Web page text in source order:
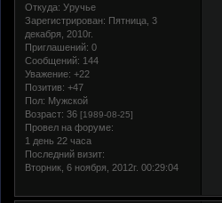
Откуда: Уручье
Зарегистрирован: Пятница, 3
декабря, 2010г.
Приглашений: 0
Сообщений: 144
Уважение: +22
Позитив: +47
Пол: Мужской
Возраст: 36 [1989-08-25]
Провел на форуме:
1 день 22 часа
Последний визит:
Вторник, 6 ноября, 2012г. 00:29:04